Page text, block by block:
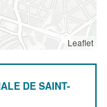
Leaflet
DE SAINT-